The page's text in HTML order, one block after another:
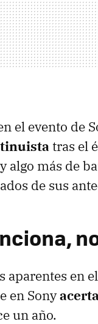
el evento de
tras el
algo más de
de sus
aparentes en
en Sony
un año.